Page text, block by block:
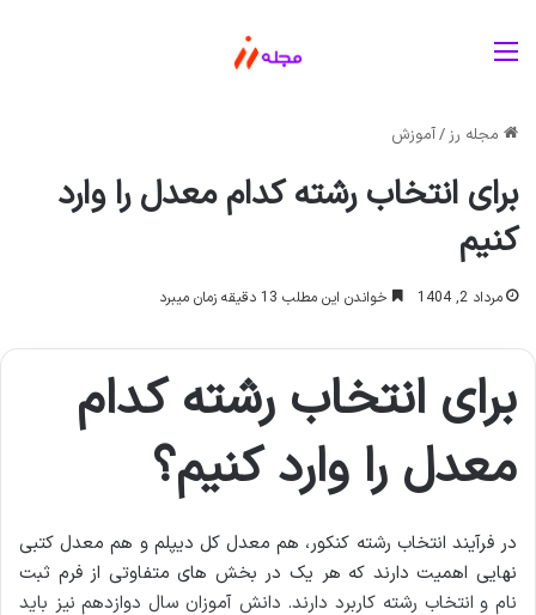
مجله رز/آموزش
برای انتخاب رشته کدام معدل را وارد
کنیم
مرداد 2, 1404 خواندن این مطلب 13 دقیقه زمان میبرد
برای انتخاب رشته کدام
معدل را وارد کنیم؟
در فرآیند انتخاب رشته کنکور، هم معدل کل دیپلم و هم معدل کتبی
نهایی اهمیت دارند که هر یک در بخش های متفاوتی از فرم ثبت
نام و انتخاب رشته کاربرد دارند. دانش آموزان سال دوازدهم نیز باید